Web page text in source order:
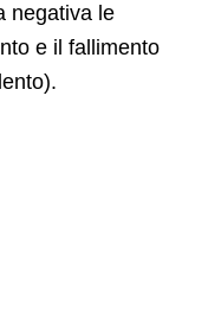
negativa le
e il fallimento